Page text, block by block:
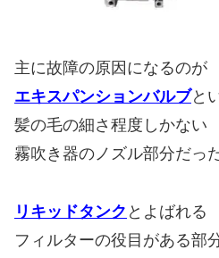
主に故障の原因になるのが
エキスパンションバルブと
髪の毛の細さ程度しかない
霧吹き器のノズル部分だっ
リキッドタンク とよばれる
フィルターの役目がある部